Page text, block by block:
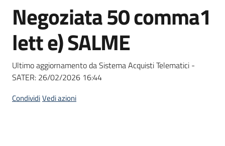
Bandi
strumenti
acquisto
Salta al contenuto
Negoziata 50 comma1
lett e) SALME
Ultimo aggiornamento da Sistema Acquisti Telematici -
SATER: 26/02/2026 16:44
CondividiVedi azioni